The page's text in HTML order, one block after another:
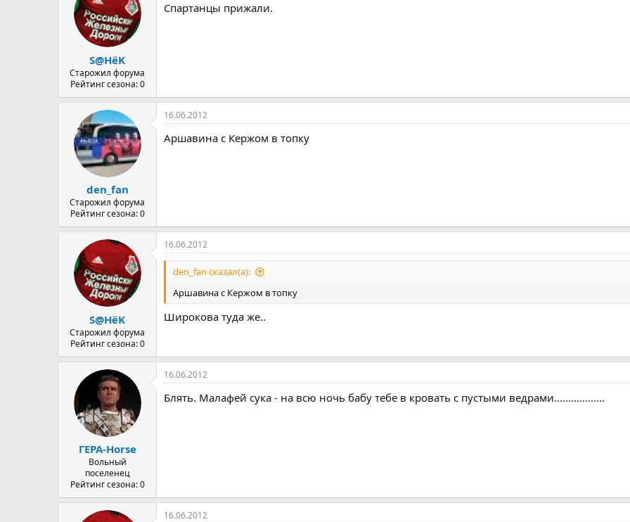
S@HёK
Старожил форума
Рейтинг сезона: 0
Спартанцы прижали.
den_fan
Старожил форума
Рейтинг сезона: 0
16.06.2012
Аршавина с Кержом в топку
S@HёK
Старожил форума
Рейтинг сезона: 0
16.06.2012
den_fan сказал(а):
Аршавина с Кержом в топку
Широкова туда же..
ГЕРА-Horse
Вольный
поселенец
Рейтинг сезона: 0
16.06.2012
Блять. Малафей сука - на всю ночь бабу тебе в кровать с пустыми ведрами..................
16.06.2012